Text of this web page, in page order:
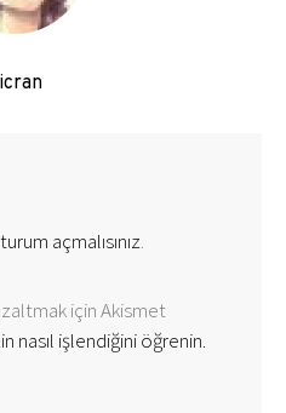
açmalısınız.
için Akismet
nasıl işlendiğini öğrenin.